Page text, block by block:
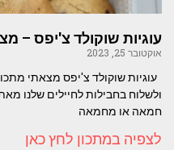
עוגיות שוקולד צ'יפס –
אוקטובר 25, 2023
עוגיות שוקולד צ'יפס מצאתי
חמאה או מחמאה
לצפיה במתכון לחץ כאן